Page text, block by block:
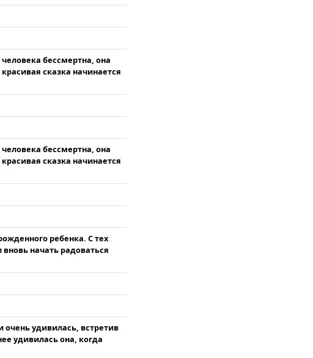
бессмертна, она
сказка начинается
бессмертна, она
сказка начинается
ребенка. С тех
начать радоваться
удивилась, встретив
удивилась она, когда